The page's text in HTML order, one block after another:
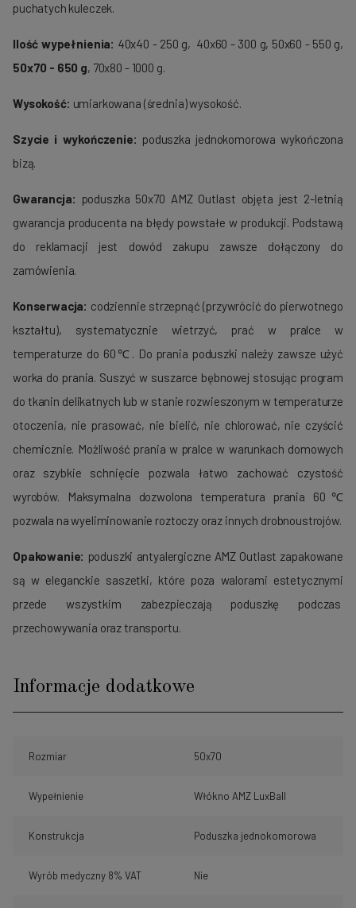
puchatych kuleczek.
Ilość wypełnienia: 40x40 - 250 g, 40x60 - 300 g, 50x60 - 550 g,
50x70 - 650 g, 70x80 - 1000 g.
Wysokość: umiarkowana (średnia) wysokość.
Szycie i wykończenie: poduszka jednokomorowa wykończona
bizą.
Gwarancja: poduszka 50x70 AMZ Outlast objęta jest 2-letnią
gwarancja producenta na błędy powstałe w produkcji. Podstawą
do reklamacji jest dowód zakupu zawsze dołączony do
zamówienia.
Konserwacja: codziennie strzepnąć (przywrócić do pierwotnego
kształtu), systematycznie wietrzyć, prać w pralce w
temperaturze do 60℃. Do prania poduszki należy zawsze użyć
worka do prania. Suszyć w suszarce bębnowej stosując program
do tkanin delikatnych lub w stanie rozwieszonym w temperaturze
otoczenia, nie prasować, nie bielić, nie chlorować, nie czyścić
chemicznie. Możliwość prania w pralce w warunkach domowych
oraz szybkie schnięcie pozwala łatwo zachować czystość
wyrobów. Maksymalna dozwolona temperatura prania 60℃
pozwala na wyeliminowanie roztoczy oraz innych drobnoustrojów.
Opakowanie: poduszki antyalergiczne AMZ Outlast zapakowane
są w eleganckie saszetki, które poza walorami estetycznymi
przede wszystkim zabezpieczają poduszkę podczas
przechowywania oraz transportu.
Informacje dodatkowe
Rozmiar 50x70
Wypełnienie Włókno AMZ LuxBall
Konstrukcja Poduszka jednokomorowa
Wyrób medyczny 8% VAT Nie